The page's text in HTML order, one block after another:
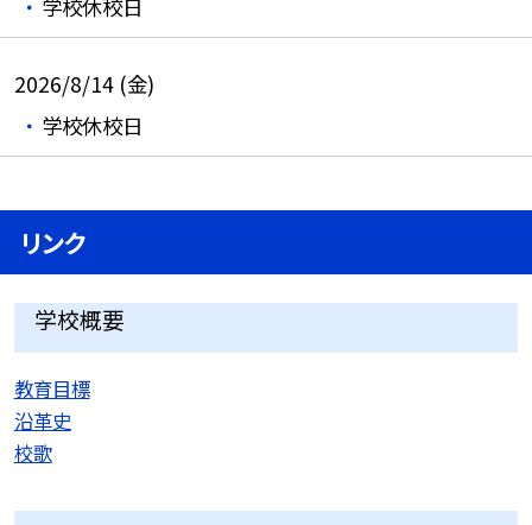
学校休校日
2026/8/14 (金)
学校休校日
リンク
学校概要
教育目標
沿革史
校歌